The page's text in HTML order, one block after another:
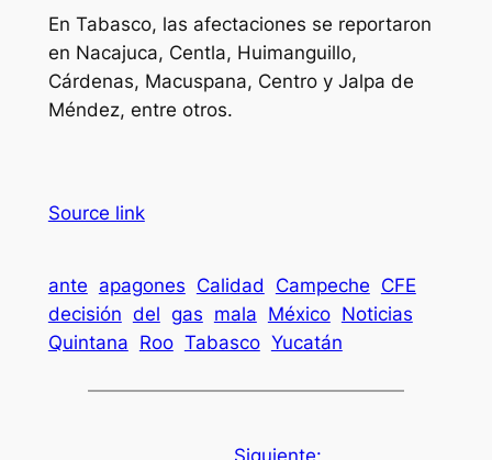
En Tabasco, las afectaciones se reportaron
en Nacajuca, Centla, Huimanguillo,
Cárdenas, Macuspana, Centro y Jalpa de
Méndez, entre otros.
Source link
ante apagones Calidad Campeche CFE
decisión del gas mala México Noticias
Quintana Roo Tabasco Yucatán